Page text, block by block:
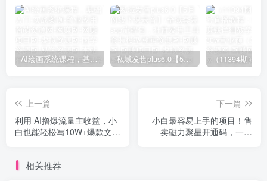
AI绘画系统课程，基础入门-实战案例-商业应用 私域发售plus6.0【5月份线下课录音】/全域套装sop流程包，社群发售工具套装模型
上一篇
利用 AI撸爆流量主收益，小
白也能轻松写10W+爆款文
下一篇
小白最容易上手的项目！售
卖磁力聚星开通码，一单
相关推荐